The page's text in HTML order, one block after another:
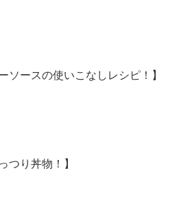
ソースの使いこなしレシピ！】
つり丼物！】